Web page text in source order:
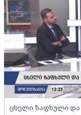
ცხელი ზაფხული და